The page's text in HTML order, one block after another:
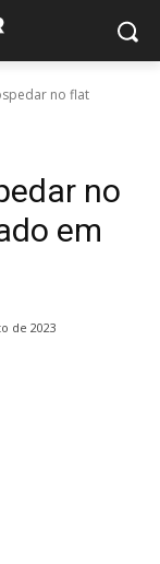
no flat
no
em
de 2023